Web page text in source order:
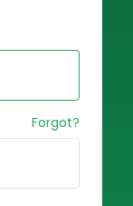
Forgot?